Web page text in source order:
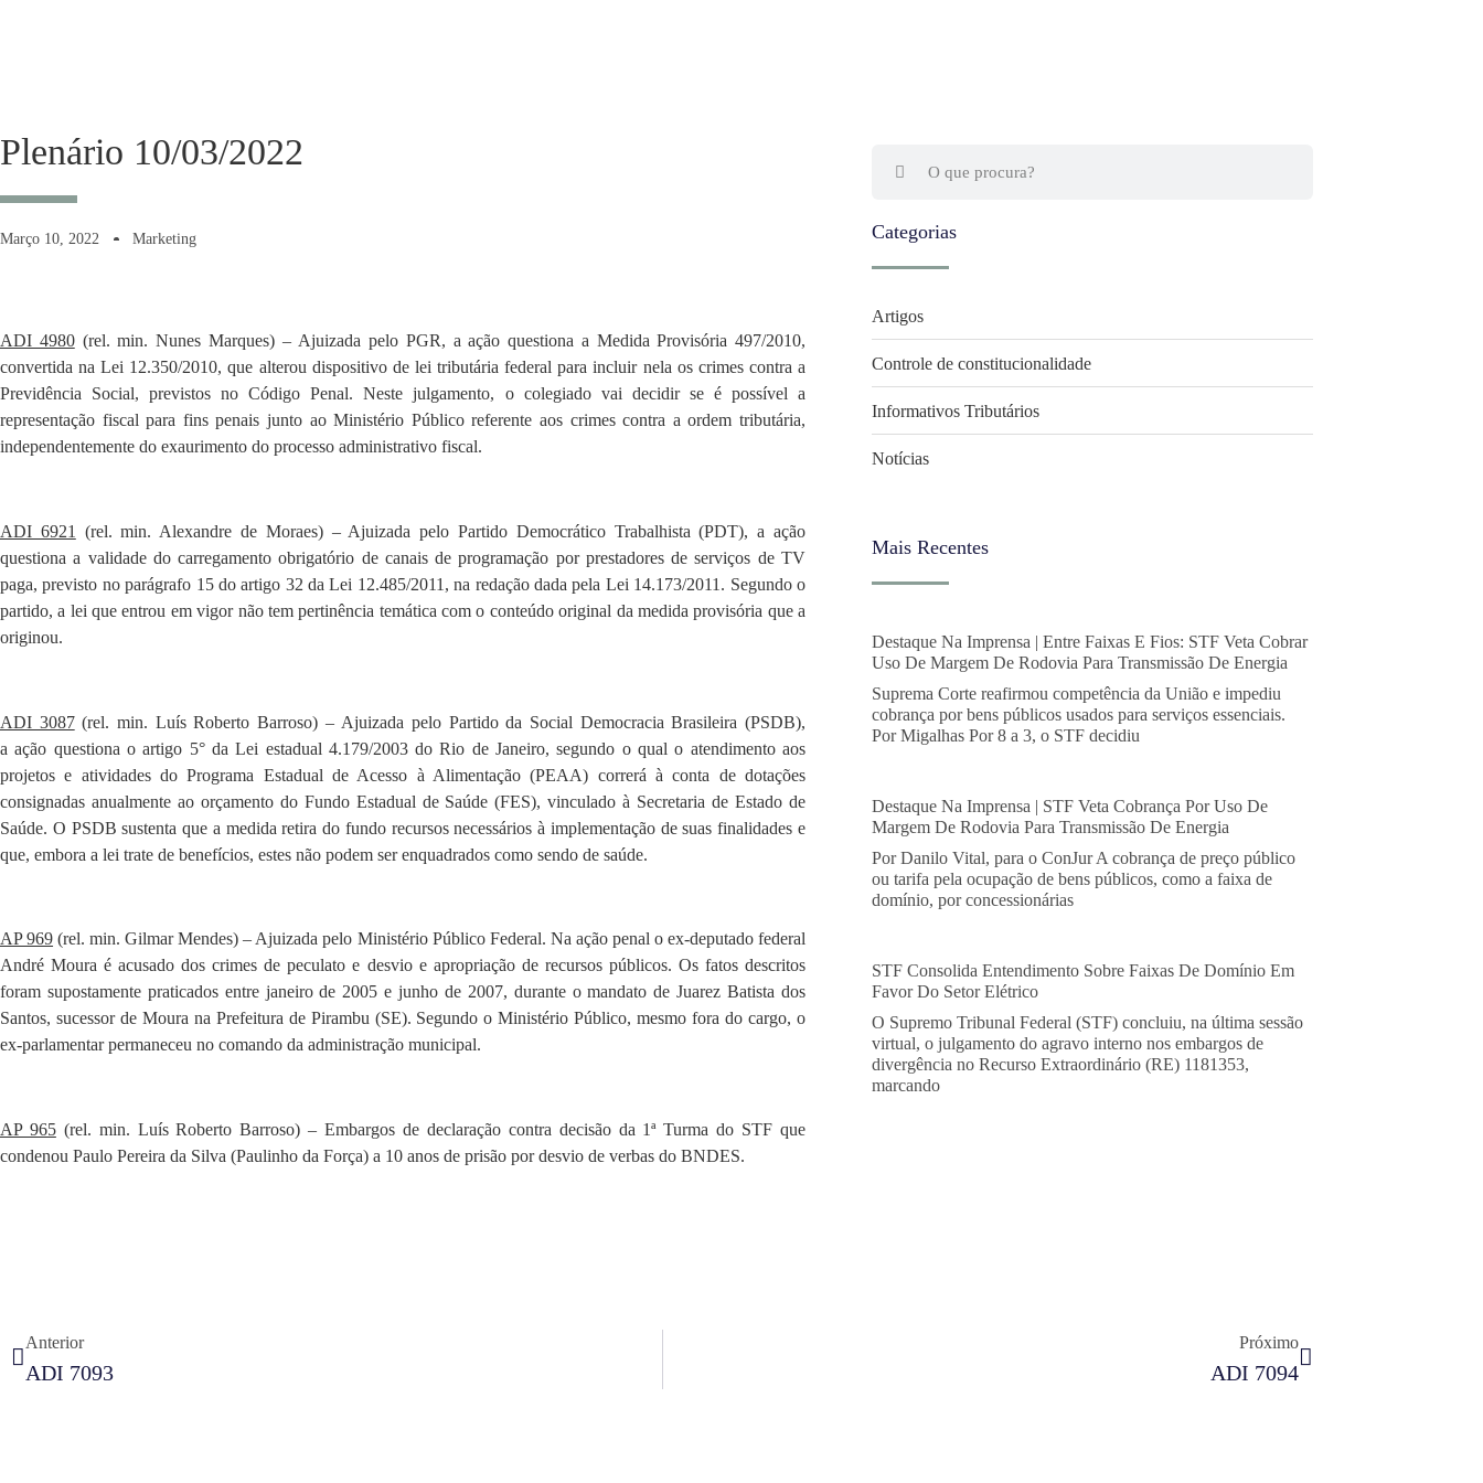
Plenário 10/03/2022
Março 10, 2022 Marketing
ADI 4980(rel. min. Nunes Marques) – Ajuizada pelo PGR, a ação questiona a Medida Provisória 497/2010,
convertida na Lei 12.350/2010, que alterou dispositivo de lei tributária federal para incluir nela os crimes contra a
Previdência Social, previstos no Código Penal. Neste julgamento, o colegiado vai decidir se é possível a
representação fiscal para fins penais junto ao Ministério Público referente aos crimes contra a ordem tributária,
independentemente do exaurimento do processo administrativo fiscal.
ADI 6921
(rel. min. Alexandre de Moraes) – Ajuizada pelo Partido Democrático Trabalhista (PDT), a ação
questiona a validade do carregamento obrigatório de canais de programação por prestadores de serviços de TV
paga, previsto no parágrafo 15 do artigo 32 da Lei 12.485/2011, na redação dada pela Lei 14.173/2011. Segundo o
partido, a lei que entrou em vigor não tem pertinência temática com o conteúdo original da medida provisória que a
originou.
ADI 3087(rel. min. Luís Roberto Barroso) – Ajuizada pelo Partido da Social Democracia Brasileira (PSDB),
a ação questiona o artigo 5° da Lei estadual 4.179/2003 do Rio de Janeiro, segundo o qual o atendimento aos
projetos e atividades do Programa Estadual de Acesso à Alimentação (PEAA) correrá à conta de dotações
consignadas anualmente ao orçamento do Fundo Estadual de Saúde (FES), vinculado à Secretaria de Estado de
Saúde. O PSDB sustenta que a medida retira do fundo recursos necessários à implementação de suas finalidades e
que, embora a lei trate de benefícios, estes não podem ser enquadrados como sendo de saúde.
AP 969 (rel. min. Gilmar Mendes) – Ajuizada pelo Ministério Público Federal. Na ação penal o ex-deputado federal
André Moura é acusado dos crimes de peculato e desvio e apropriação de recursos públicos. Os fatos descritos
foram supostamente praticados entre janeiro de 2005 e junho de 2007, durante o mandato de Juarez Batista dos
Santos, sucessor de Moura na Prefeitura de Pirambu (SE). Segundo o Ministério Público, mesmo fora do cargo, o
ex-parlamentar permaneceu no comando da administração municipal.
AP 965(rel. min. Luís Roberto Barroso) – Embargos de declaração contra decisão da 1ª Turma do STF que
condenou Paulo Pereira da Silva (Paulinho da Força) a 10 anos de prisão por desvio de verbas do BNDES.
Categorias
Artigos
Controle de constitucionalidade
Informativos Tributários
Notícias
Mais Recentes
Destaque Na Imprensa | Entre Faixas E Fios: STF Veta Cobrar
Uso De Margem De Rodovia Para Transmissão De Energia
Suprema Corte reafirmou competência da União e impediu
cobrança por bens públicos usados para serviços essenciais.
Por Migalhas Por 8 a 3, o STF decidiu
Destaque Na Imprensa | STF Veta Cobrança Por Uso De
Margem De Rodovia Para Transmissão De Energia
Por Danilo Vital, para o ConJur A cobrança de preço público
ou tarifa pela ocupação de bens públicos, como a faixa de
domínio, por concessionárias
STF Consolida Entendimento Sobre Faixas De Domínio Em
Favor Do Setor Elétrico
O Supremo Tribunal Federal (STF) concluiu, na última sessão
virtual, o julgamento do agravo interno nos embargos de
divergência no Recurso Extraordinário (RE) 1181353,
marcando
Anterior
ADI 7093
Próximo
ADI 7094